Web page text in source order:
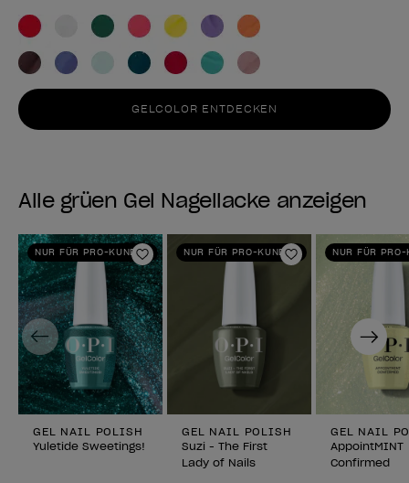
GELCOLOR ENTDECKEN
Alle grüen Gel Nagellacke anzeigen
NUR FÜR PRO-KUNDEN
Zur Wunschliste hinzufügen
GEL NAIL POLISH
Yuletide Sweetings!
NUR FÜR PRO-KUNDEN
Zur
GEL NAIL POLISH
Suzi - The First
Lady of Nails
NUR FÜR PRO-
GEL NAIL
AppointMINT
Confirmed
Previous Next